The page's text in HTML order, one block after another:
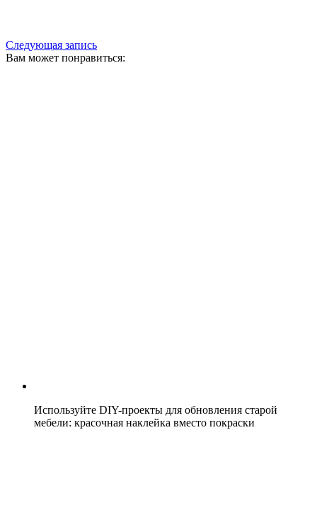
Следующая запись
Вам может понравиться:
Используйте DIY-проекты для обновления старой
мебели: красочная наклейка вместо покраски